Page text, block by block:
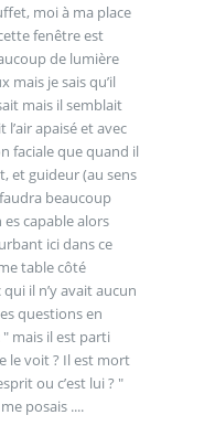
moi à ma place
fenêtre est
de lumière
mais je sais qu’il
mais il semblait
apaisé et avec
faciale que quand il
et guideur (au sens
beaucoup
capable alors
ici dans ce
table côté
il n’y avait aucun
questions en
mais il est parti
le voit ? Il est mort
ou c’est lui ? "
posais ....